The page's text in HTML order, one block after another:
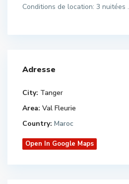
Conditions de location: 3 nuitées .
Adresse
City: Tanger
Area: Val Fleurie
Country: Maroc
Open In Google Maps